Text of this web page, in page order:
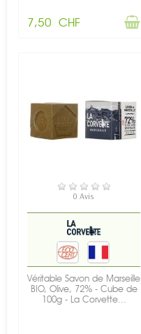
7,50 CHF
EN STOCK
0 Avis
Véritable Savon de Marseille
BIO, Olive, 72% - Cube de
100g - La Corvette...